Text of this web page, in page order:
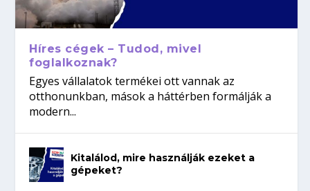
Híres cégek – Tudod, mivel
foglalkoznak?
Egyes vállalatok termékei ott vannak az
otthonunkban, mások a háttérben formálják a
modern...
Kitalálod, mire használják ezeket a
gépeket?